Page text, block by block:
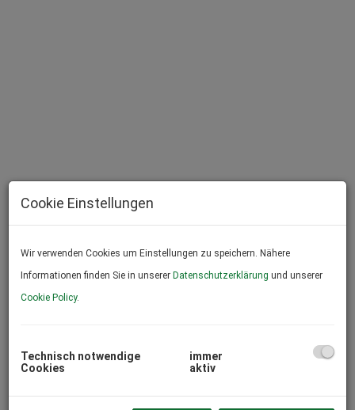
Beschreibung
Cookie Einstellungen
Wir verwenden Cookies um Einstellungen zu speichern. Nähere
Informationen finden Sie in unserer Datenschutzerklärung und unserer
Cookie Policy.
Technisch notwendige
Cookies
immer
aktiv